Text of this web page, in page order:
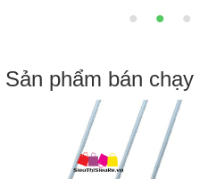
Sản phẩm bán chạy